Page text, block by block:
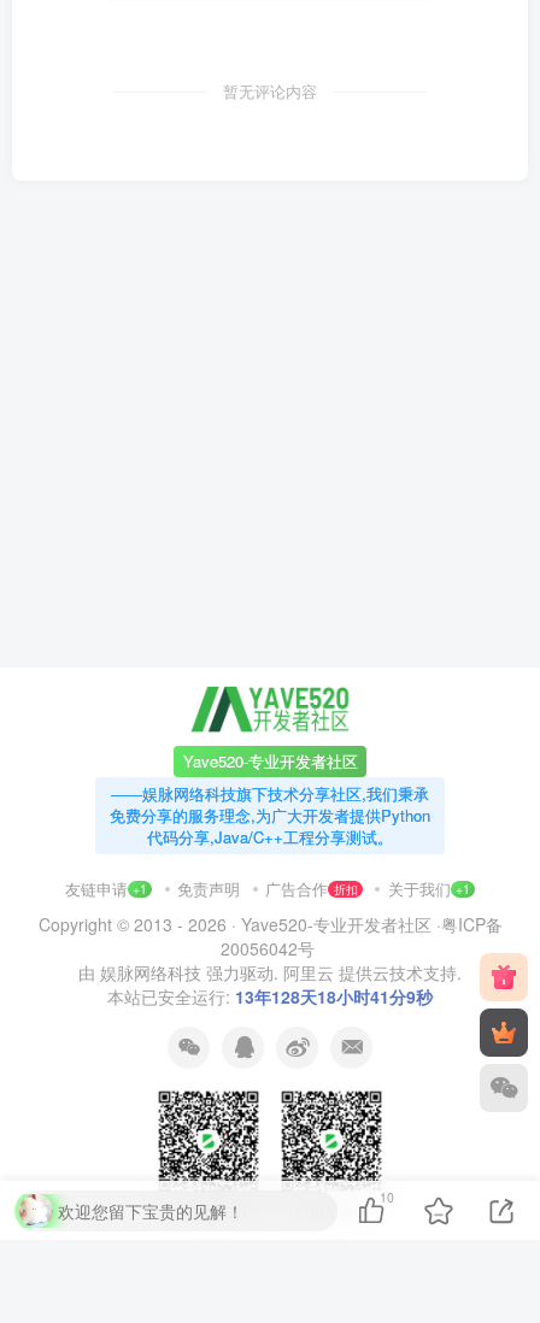
暂无评论内容
Yave520-专业开发者社区
——娱脉网络科技旗下技术分享社区,我们秉承
免费分享的服务理念,为广大开发者提供Python
代码分享,Java/C++工程分享测试。
友链申请 +1 免责声明 广告合作 折扣 关于我们 +1
Copyright © 2013 - 2026 · Yave520-专业开发者社区 ·粤ICP备
20056042号
由 娱脉网络科技 强力驱动. 阿里云 提供云技术支持.
本站已安全运行: 13年128天18小时41分9秒
扫码加QQ群 扫码加微信
欢迎您留下宝贵的见解！
10